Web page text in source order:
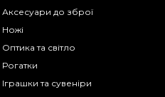
Аксесуари до зброї
Ножі
Оптика та світло
Рогатки
Іграшки та сувеніри